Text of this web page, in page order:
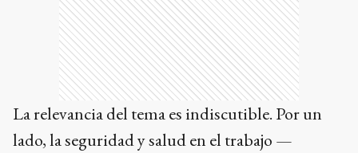
La relevancia del tema es indiscutible. Por un
lado, la seguridad y salud en el trabajo —